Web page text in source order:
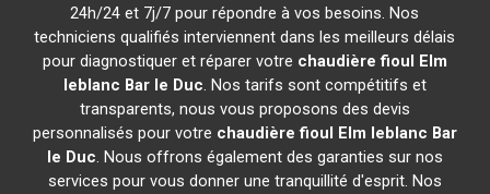
24h/24 et 7j/7 pour répondre à vos besoins. Nos
techniciens qualifiés interviennent dans les meilleurs délais
pour diagnostiquer et réparer votre chaudière fioul Elm
leblanc Bar le Duc. Nos tarifs sont compétitifs et
transparents, nous vous proposons des devis
personnalisés pour votre chaudière fioul Elm leblanc Bar
le Duc. Nous offrons également des garanties sur nos
services pour vous donner une tranquillité d'esprit. Nos